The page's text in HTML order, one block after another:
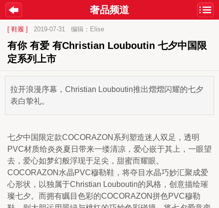
奢品频道
[ 鞋履 ] 2019-07-31 编辑：Elise
有你 有爱 有Christian Louboutin 七夕中国限
定系列上市
拉开浪漫序幕，Christian Louboutin推出熠熠闪耀的七夕
表白挚礼。
七夕中国限定款COCORAZON系列塑造迷人双足，透明
PVC材质给炎炎夏日带来一缕清凉，爱心嵌于其上，一眼望
去，爱心如梦幻般浮现于足尖，甜蜜而耀眼。
COCORAZON水晶PVC穆勒鞋，将夺目水晶巧妙汇聚成爱
心形状，以独属于Christian Louboutin的风格，创意描绘璀
璨七夕。而拥有瞩目色彩的COCORAZON拼色PVC穆勒